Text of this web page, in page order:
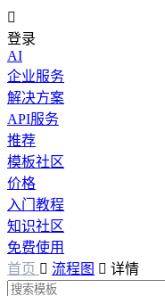

登录
AI
企业服务
解决方案
API服务
推荐
模板社区
价格
入门教程
知识社区
免费使用
首页  流程图  详情